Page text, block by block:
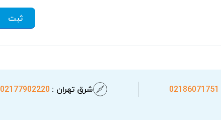
ثبت
02186071751 شرق تهران : 02177902220